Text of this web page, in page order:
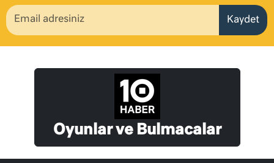
Kaydet
Oyunlar ve Bulmacalar